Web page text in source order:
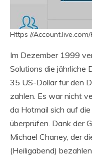
Https //
Im Dezember 1999
Solutions die jährliche
35 US-Dollar für den
zahlen. Es war nicht
da Hotmail sich auf
überprüfen. Dank der
Michael Chaney, der
(Heiligabend)